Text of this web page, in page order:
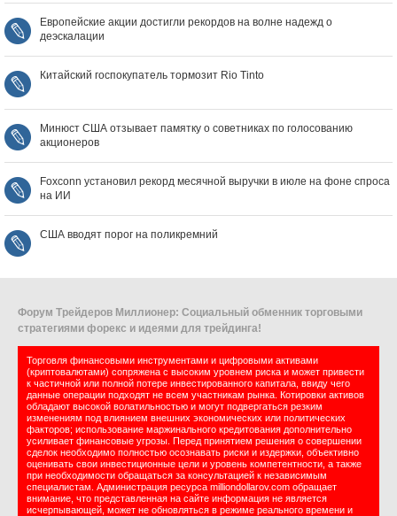
Европейские акции достигли рекордов на волне надежд о
деэскалации
Китайский госпокупатель тормозит Rio Tinto
Минюст США отзывает памятку о советниках по голосованию
акционеров
Foxconn установил рекорд месячной выручки в июле на фоне спроса
на ИИ
США вводят порог на поликремний
Форум Трейдеров Миллионер: Социальный обменник торговыми
стратегиями форекс и идеями для трейдинга!
Торговля финансовыми инструментами и цифровыми активами
(криптовалютами) сопряжена с высоким уровнем риска и может привести
к частичной или полной потере инвестированного капитала, ввиду чего
данные операции подходят не всем участникам рынка. Котировки активов
обладают высокой волатильностью и могут подвергаться резким
изменениям под влиянием внешних экономических или политических
факторов; использование маржинального кредитования дополнительно
усиливает финансовые угрозы. Перед принятием решения о совершении
сделок необходимо полностью осознавать риски и издержки, объективно
оценивать свои инвестиционные цели и уровень компетентности, а также
при необходимости обращаться за консультацией к независимым
специалистам. Администрация ресурса milliondollarov.com обращает
внимание, что представленная на сайте информация не является
исчерпывающей, может не обновляться в режиме реального времени и